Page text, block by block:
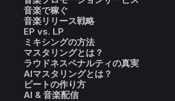
音楽で稼ぐ
音楽リリース戦略
EP vs. LP
ミキシングの方法
マスタリングとは？
ラウドネスペナルティの真実
AIマスタリングとは？
ビートの作り方
AI & 音楽配信